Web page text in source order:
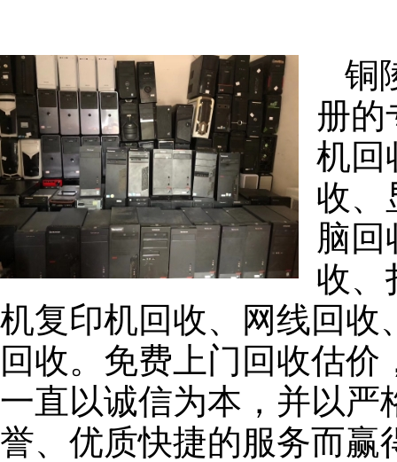
铜
册的
机回
收、
脑回
收、
机复印机回收、网线回收
回收。免费上门回收估
一直以诚信为本，并以严
誉、优质快捷的服务而赢